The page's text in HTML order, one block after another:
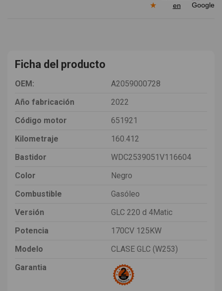
★
en
Ficha del producto
OEM:
A2059000728
Año fabricación
2022
Código motor
651921
Kilometraje
160.412
Bastidor
WDC2539051V116604
Color
Negro
Combustible
Gasóleo
Versión
GLC 220 d 4Matic
Potencia
170CV 125KW
Modelo
CLASE GLC (W253)
Garantia